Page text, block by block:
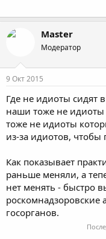
Master
Модератор
9 Окт 2015
Где не идиоты сидят
наши тоже не идиоты
тоже не идиоты
из-за идиотов, чтобы
Как показывает
раньше меняли, а
нет менять - быстро
роскомнадзоровские
госорганов.